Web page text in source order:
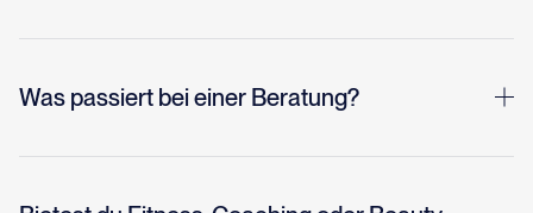
oder Facharzt, und die Empfehlungen sollten immer mit
Was passiert bei einer Beratung?